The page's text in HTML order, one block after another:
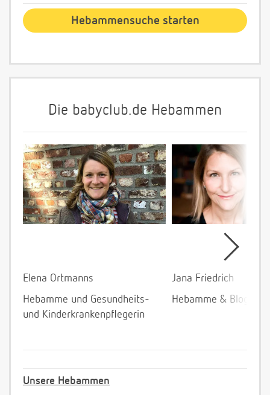
Die babyclub.de Hebammen
Elena Ortmanns
Hebamme und Gesundheits-
und Kinderkrankenpflegerin
Jana Friedrich
Hebamme &
Unsere Hebammen